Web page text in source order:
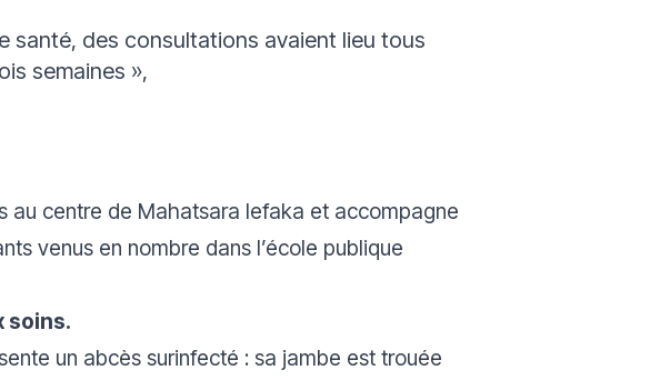
des consultations avaient lieu tous
semaines »,
au centre de Mahatsara Iefaka et accompagne
venus en nombre dans l’école publique
soins.
un abcès surinfecté : sa jambe est trouée